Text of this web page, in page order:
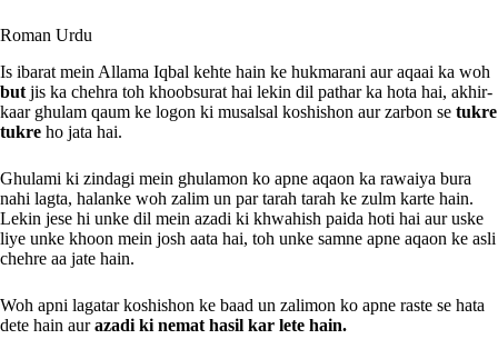
Roman Urdu
Is ibarat mein Allama Iqbal kehte hain ke hukmarani aur aqaai ka woh
but jis ka chehra toh khoobsurat hai lekin dil pathar ka hota hai, akhir-
kaar ghulam qaum ke logon ki musalsal koshishon aur zarbon se tukre
tukre ho jata hai.
Ghulami ki zindagi mein ghulamon ko apne aqaon ka rawaiya bura
nahi lagta, halanke woh zalim un par tarah tarah ke zulm karte hain.
Lekin jese hi unke dil mein azadi ki khwahish paida hoti hai aur uske
liye unke khoon mein josh aata hai, toh unke samne apne aqaon ke asli
chehre aa jate hain.
Woh apni lagatar koshishon ke baad un zalimon ko apne raste se hata
dete hain aurazadi ki nemat hasil kar lete hain.